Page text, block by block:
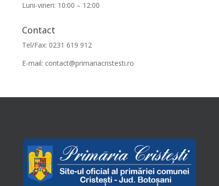
Luni-vineri: 10:00 – 12:00
Contact
Tel/Fax: 0231 619 912
E-mail: contact@primariacristesti.ro